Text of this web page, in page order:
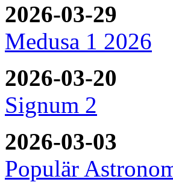
2026-03-29
Medusa 1 2026
2026-03-20
Signum 2
2026-03-03
Populär